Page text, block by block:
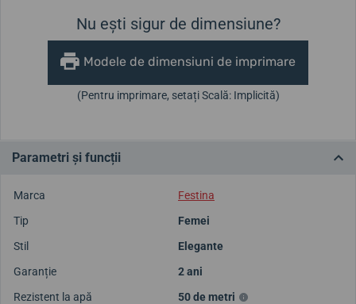
Nu ești sigur de dimensiune?
Modele de dimensiuni de imprimare
(Pentru imprimare, setați Scală: Implicită)
Parametri și funcții
Marca
Festina
Tip
Femei
Stil
Elegante
Garanție
2 ani
Rezistent la apă
50 de metri